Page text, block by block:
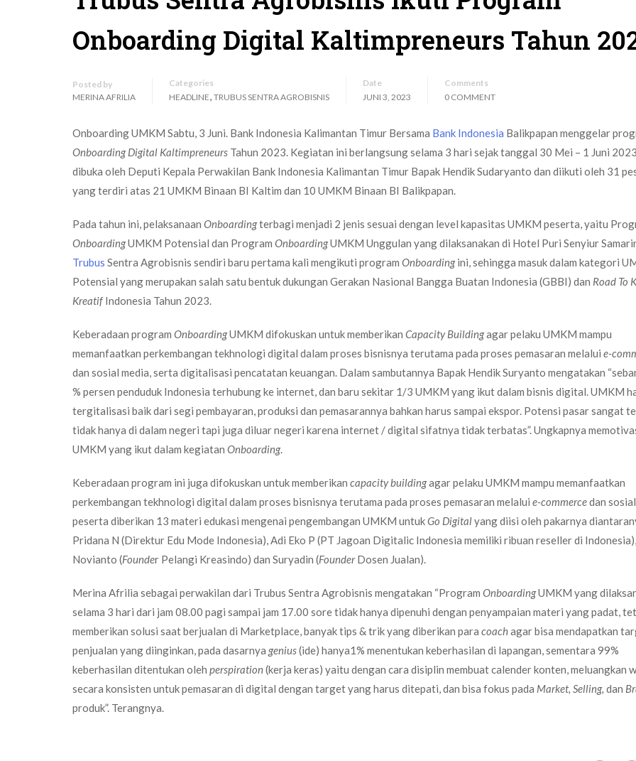
Onboarding Digital Kaltimpreneurs Tahun
Posted by
MERINA AFRILIA
Categories
HEADLINE, TRUBUS SENTRA AGROBISNIS
Date
JUNI 3, 2023
Comments
0 COMMENT
Onboarding UMKM Sabtu, 3 Juni. Bank Indonesia Kalimantan Timur Bersama Bank Indonesia Balikpapan menggelar
Onboarding Digital Kaltimpreneurs Tahun 2023. Kegiatan ini berlangsung selama 3 hari sejak tanggal 30 Mei – 1 Juni
dibuka oleh Deputi Kepala Perwakilan Bank Indonesia Kalimantan Timur Bapak Hendik Sudaryanto dan diikuti oleh 31
yang terdiri atas 21 UMKM Binaan BI Kaltim dan 10 UMKM Binaan BI Balikpapan.
Pada tahun ini, pelaksanaan Onboardingterbagi menjadi 2 jenis sesuai dengan level kapasitas UMKM peserta, yaitu
OnboardingUMKM Potensial dan Program OnboardingUMKM Unggulan yang dilaksanakan di Hotel Puri Senyiur
Trubus Sentra Agrobisnis sendiri baru pertama kali mengikuti program Onboardingini, sehingga masuk dalam kategori
Potensial yang merupakan salah satu bentuk dukungan Gerakan Nasional Bangga Buatan Indonesia (GBBI) dan Road To
KreatifIndonesia Tahun 2023.
Keberadaan program OnboardingUMKM difokuskan untuk memberikan Capacity Buildingagar pelaku UMKM mampu
memanfaatkan perkembangan tekhnologi digital dalam proses bisnisnya terutama pada proses pemasaran melalui e-
dan sosial media, serta digitalisasi pencatatan keuangan. Dalam sambutannya Bapak Hendik Suryanto mengatakan
% persen penduduk Indonesia terhubung ke internet, dan baru sekitar 1/3 UMKM yang ikut dalam bisnis digital. UMKM
tergitalisasi baik dari segi pembayaran, produksi dan pemasarannya bahkan harus sampai ekspor. Potensi pasar sangat
tidak hanya di dalam negeri tapi juga diluar negeri karena internet / digital sifatnya tidak terbatas”. Ungkapnya
UMKM yang ikut dalam kegiatan Onboarding.
Keberadaan program ini juga difokuskan untuk memberikan capacity buildingagar pelaku UMKM mampu memanfaatkan
perkembangan tekhnologi digital dalam proses bisnisnya terutama pada proses pemasaran melalui e-commercedan
peserta diberikan 13 materi edukasi mengenai pengembangan UMKM untukGo Digitalyang diisi oleh pakarnya
Pridana N (Direktur Edu Mode Indonesia), Adi Eko P (PT Jagoan Digitalic Indonesia memiliki ribuan reseller di
Novianto (Founder Pelangi Kreasindo) dan Suryadin (FounderDosen Jualan).
Merina Afrilia sebagai perwakilan dari Trubus Sentra Agrobisnis mengatakan “Program OnboardingUMKM yang
selama 3 hari dari jam 08.00 pagi sampai jam 17.00 sore tidak hanya dipenuhi dengan penyampaian materi yang padat,
memberikan solusi saat berjualan di Marketplace, banyak tips & trik yang diberikan para coachagar bisa mendapatkan
penjualan yang diinginkan, pada dasarnya genius(ide) hanya1% menentukan keberhasilan di lapangan, sementara 99%
keberhasilan ditentukan oleh perspiration(kerja keras) yaitu dengan cara disiplin membuat calender konten, meluangkan
secara konsisten untuk pemasaran di digital dengan target yang harus ditepati, dan bisa fokus pada Market, Selling, dan
produk”. Terangnya.